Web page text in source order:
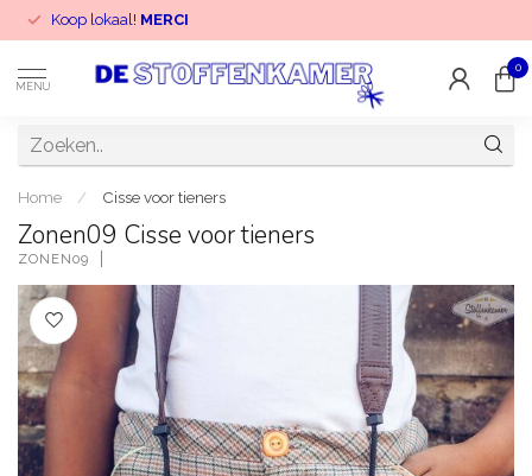
Koop lokaal! MERCI
MENU
0
Home / Cisse voor tieners
Zonen09 Cisse voor tieners
ZONEN09